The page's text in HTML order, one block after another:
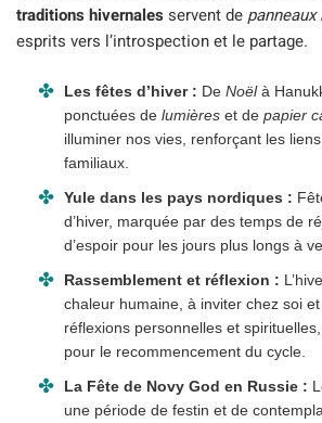
traditions hivernalesservent de
esprits vers l’introspection et le partage.
Les fêtes d’hiver : De Noëlà
ponctuées de lumières et de papier
illuminer nos vies, renforçant les
familiaux.
Yule dans les pays nordiques :
d’hiver, marquée par des temps de
d’espoir pour les jours plus longs à
Rassemblement et réflexion :
chaleur humaine, à inviter chez soi et
réflexions personnelles et
pour le recommencement du cycle.
La Fête de Novy God en Russie :
une période de festin et de